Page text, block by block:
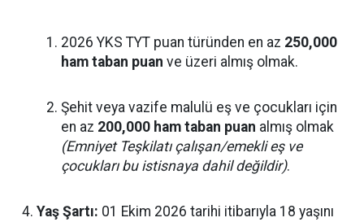
2026 YKS TYT puan türünden en az 250,000
ham taban puan ve üzeri almış olmak.
Şehit veya vazife malulü eş ve çocukları için
en az 200,000 ham taban puan almış olmak
(Emniyet Teşkilatı çalışan/emekli eş ve
çocukları bu istisnaya dahil değildir).
Yaş Şartı: 01 Ekim 2026 tarihi itibarıyla 18 yaşını